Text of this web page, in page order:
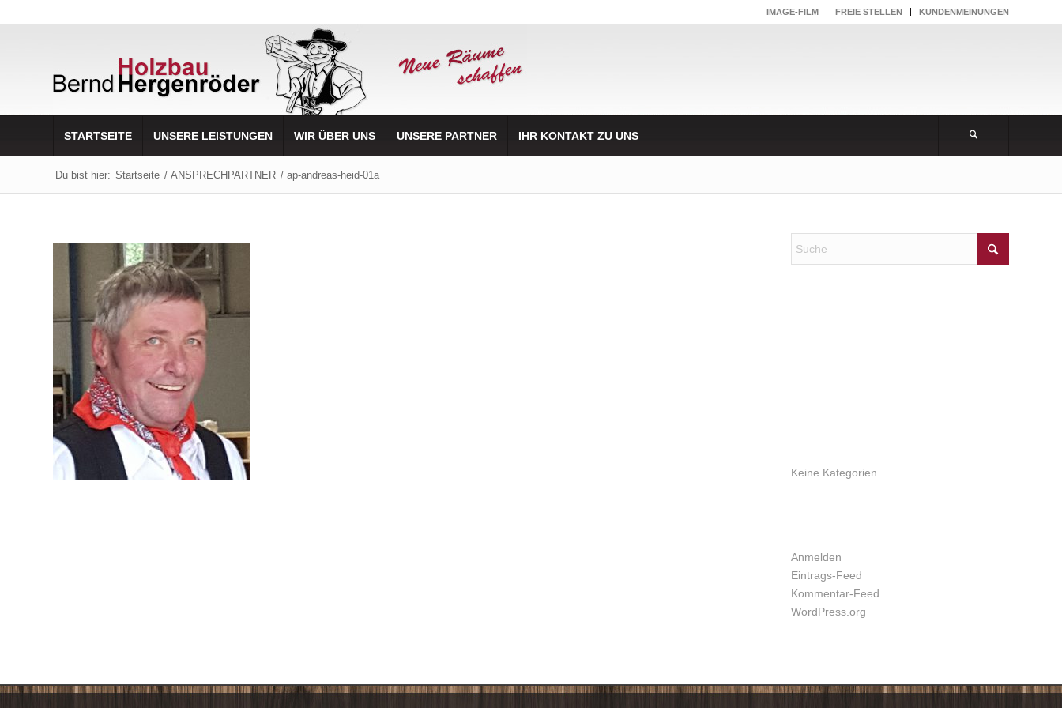
IMAGE-FILM FREIE STELLEN KUNDENMEINUNGEN
STARTSEITE UNSERE LEISTUNGEN WIR ÜBER UNS UNSERE PARTNER IHR KONTAKT ZU UNS
Du bist hier: Startseite / ANSPRECHPARTNER / ap-andreas-heid-01a
Keine Kategorien
Anmelden
Eintrags-Feed
Kommentar-Feed
WordPress.org